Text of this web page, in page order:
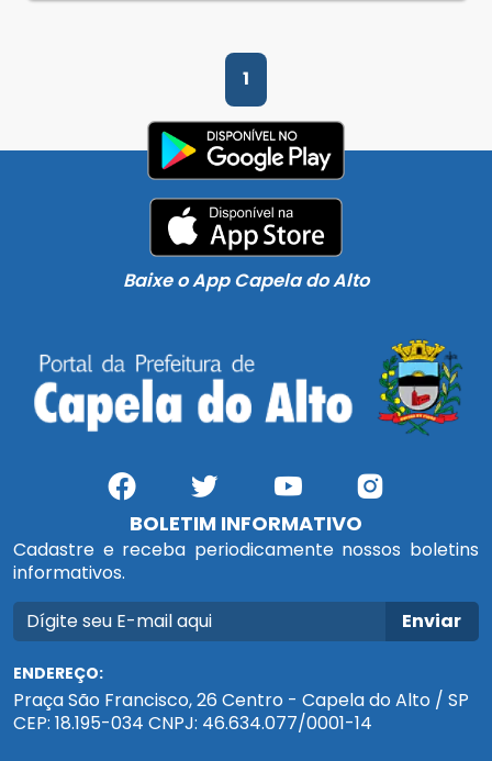
1
Baixe o App Capela do Alto
BOLETIM INFORMATIVO
Cadastre e receba periodicamente nossos boletins
informativos.
Enviar
ENDEREÇO:
Praça São Francisco, 26 Centro - Capela do Alto / SP
CEP: 18.195-034 CNPJ: 46.634.077/0001-14